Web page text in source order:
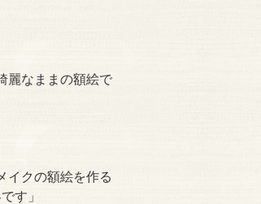
麗なままの額絵で
イクの額絵を作る
す」